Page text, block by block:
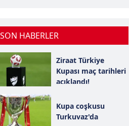
HABERLER
Ziraat Türkiye
Kupası maç tarihleri
açıklandı!
Kupa coşkusu
Turkuvaz'da